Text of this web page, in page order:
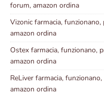
forum, amazon ordina
Vizonic farmacia,
amazon ordina
Ostex farmacia, funzionano,
amazon ordina
ReLiver farmacia,
amazon ordina